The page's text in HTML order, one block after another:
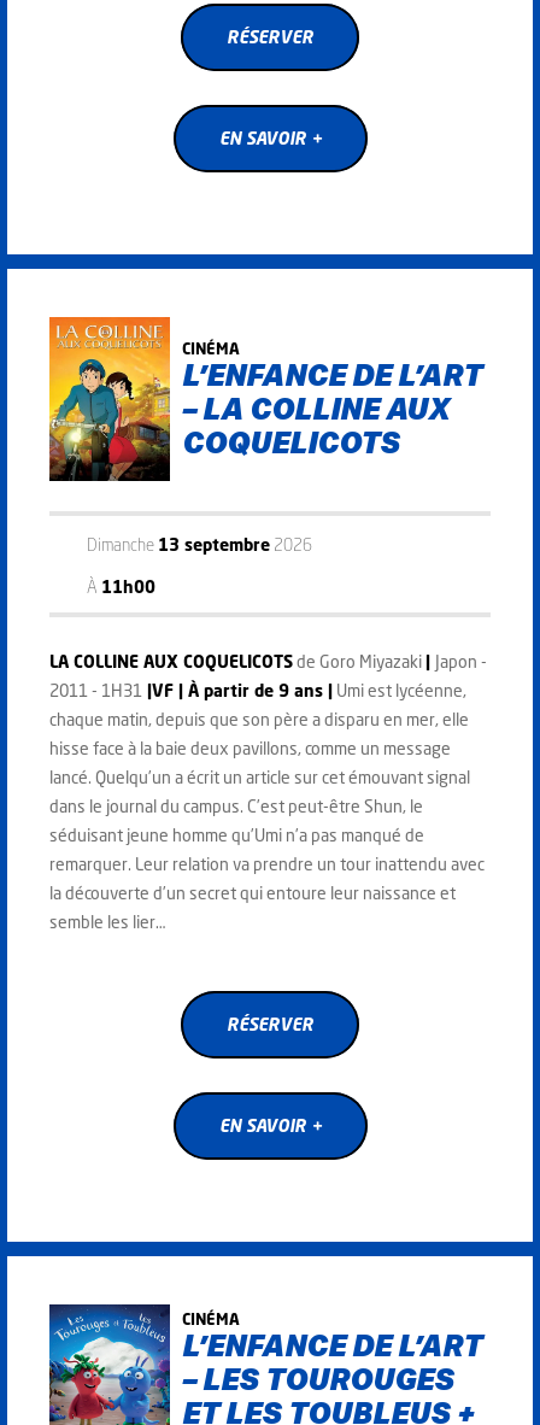
RÉSERVER
EN SAVOIR +
CINÉMA
L’ENFANCE DE L’ART
– LA COLLINE AUX
COQUELICOTS
Dimanche 13 septembre 2026
À 11h00
LA COLLINE AUX COQUELICOTSde Goro Miyazaki| Japon -
2011 - 1H31 |VF | À partir de 9 ans | Umi est lycéenne,
chaque matin, depuis que son père a disparu en mer, elle
hisse face à la baie deux pavillons, comme un message
lancé. Quelqu’un a écrit un article sur cet émouvant signal
dans le journal du campus. C’est peut-être Shun, le
séduisant jeune homme qu’Umi n’a pas manqué de
remarquer. Leur relation va prendre un tour inattendu avec
la découverte d’un secret qui entoure leur naissance et
semble les lier…
RÉSERVER
EN SAVOIR +
CINÉMA
L’ENFANCE DE L’ART
– LES TOUROUGES
ET LES TOUBLEUS +